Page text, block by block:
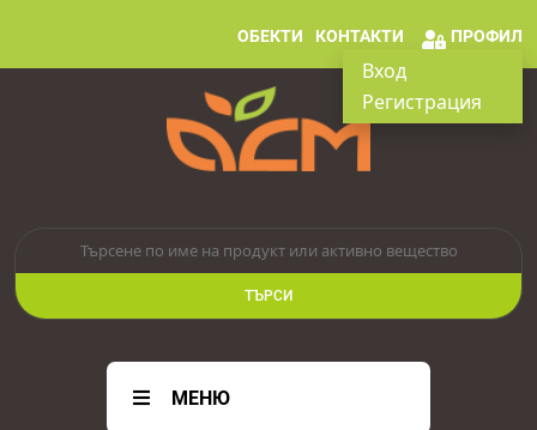
ОБЕКТИ КОНТАКТИ ПРОФИЛ
Вход
Регистрация
ТЪРСИ
МЕНЮ